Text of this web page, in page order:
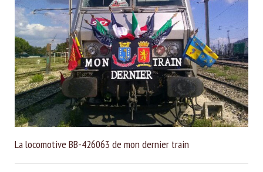
La locomotive BB-426063 de mon dernier train